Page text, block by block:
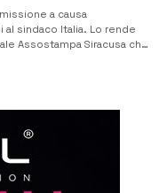
a causa
sindaco Italia. Lo rende
Assostampa Siracusa che
Salvatore La Runa,